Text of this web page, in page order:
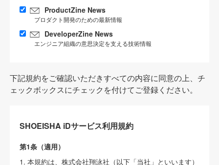
ProductZine News
プロダクト開発のための最新情報
DeveloperZine News
エンジニア組織の意思決定を支える技術情報
下記規約をご確認いただきすべての内容に同意の上、チ
ェックボックスにチェックを付けてご登録ください。
SHOEISHA iDサービス利用規約
第1条（適用）
1. 本規約は、株式会社翔泳社（以下「当社」といいます）